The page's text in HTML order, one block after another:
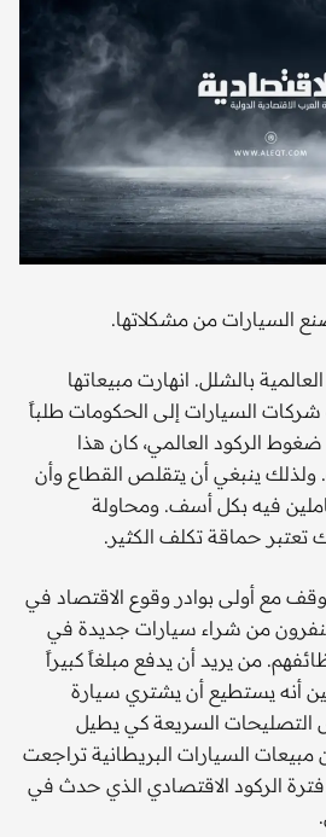
السيارات من مشكلاتها.
بالشلل. انهارت مبيعاتها
شركات السيارات إلى الحكومات طلباً
الركود العالمي، كان هذا
ولذلك ينبغي أن يتقلص القطاع وأن
فيه بكل أسف. ومحاولة
حماقة تكلف الكثير.
مع أولى بوادر وقوع الاقتصاد في
من شراء سيارات جديدة في
من يريد أن يدفع مبلغاً كبيراً
أنه يستطيع أن يشتري سيارة
التصليحات السريعة كي يطيل
مبيعات السيارات البريطانية تراجعت
فترة الركود الاقتصادي الذي حدث في